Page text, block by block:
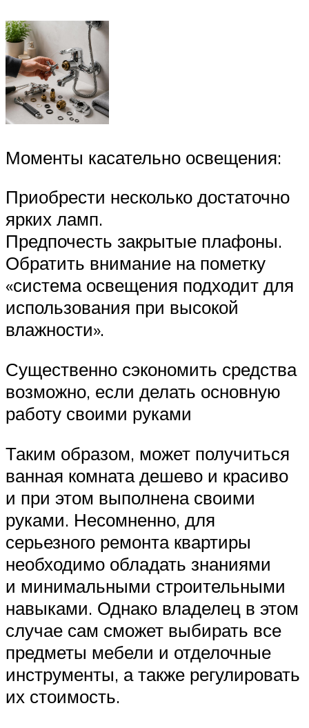
Моменты касательно освещения:
Приобрести несколько достаточно
ярких ламп.
Предпочесть закрытые плафоны.
Обратить внимание на пометку
«система освещения подходит для
использования при высокой
влажности».
Существенно сэкономить средства
возможно, если делать основную
работу своими руками
Таким образом, может получиться
ванная комната дешево и красиво
и при этом выполнена своими
руками. Несомненно, для
серьезного ремонта квартиры
необходимо обладать знаниями
и минимальными строительными
навыками. Однако владелец в этом
случае сам сможет выбирать все
предметы мебели и отделочные
инструменты, а также регулировать
их стоимость.